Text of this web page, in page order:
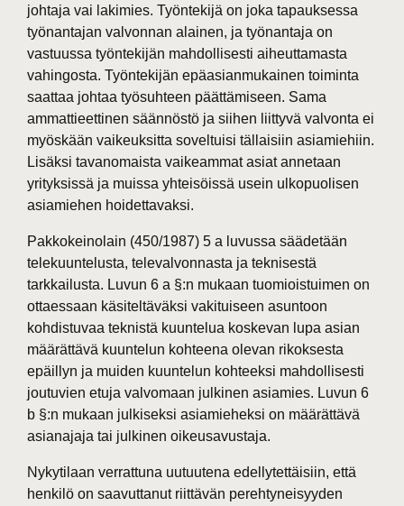
johtaja vai lakimies. Työntekijä on joka tapauksessa
työnantajan valvonnan alainen, ja työnantaja on
vastuussa työntekijän mahdollisesti aiheuttamasta
vahingosta. Työntekijän epäasianmukainen toiminta
saattaa johtaa työsuhteen päättämiseen. Sama
ammattieettinen säännöstö ja siihen liittyvä valvonta ei
myöskään vaikeuksitta soveltuisi tällaisiin asiamiehiin.
Lisäksi tavanomaista vaikeammat asiat annetaan
yrityksissä ja muissa yhteisöissä usein ulkopuolisen
asiamiehen hoidettavaksi.
Pakkokeinolain (450/1987) 5 a luvussa säädetään
telekuuntelusta, televalvonnasta ja teknisestä
tarkkailusta. Luvun 6 a §:n mukaan tuomioistuimen on
ottaessaan käsiteltäväksi vakituiseen asuntoon
kohdistuvaa teknistä kuuntelua koskevan lupa asian
määrättävä kuuntelun kohteena olevan rikoksesta
epäillyn ja muiden kuuntelun kohteeksi mahdollisesti
joutuvien etuja valvomaan julkinen asiamies. Luvun 6
b §:n mukaan julkiseksi asiamieheksi on määrättävä
asianajaja tai julkinen oikeusavustaja.
Nykytilaan verrattuna uutuutena edellytettäisiin, että
henkilö on saavuttanut riittävän perehtyneisyyden